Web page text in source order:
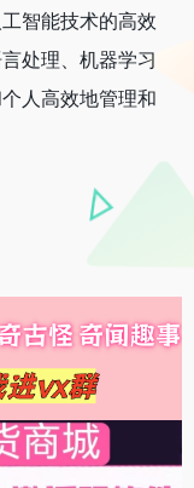
智能技术的高效
处理、机器学习
人高效地管理和